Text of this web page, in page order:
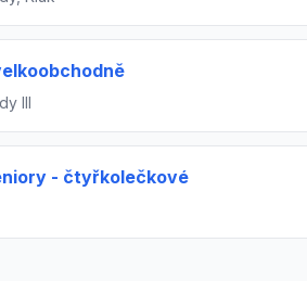
III
- čtyřkolečkové